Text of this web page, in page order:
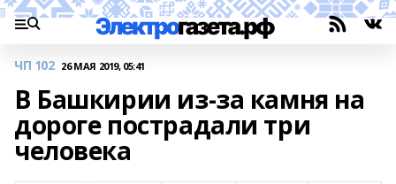
ЧП 102 26 МАЯ 2019, 05:41
В Башкирии из-за камня на
дороге пострадали три
человека